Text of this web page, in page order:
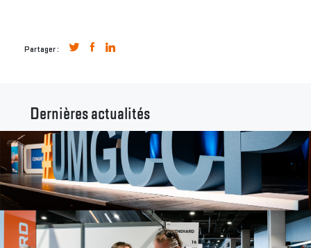
Partager :
Dernières actualités